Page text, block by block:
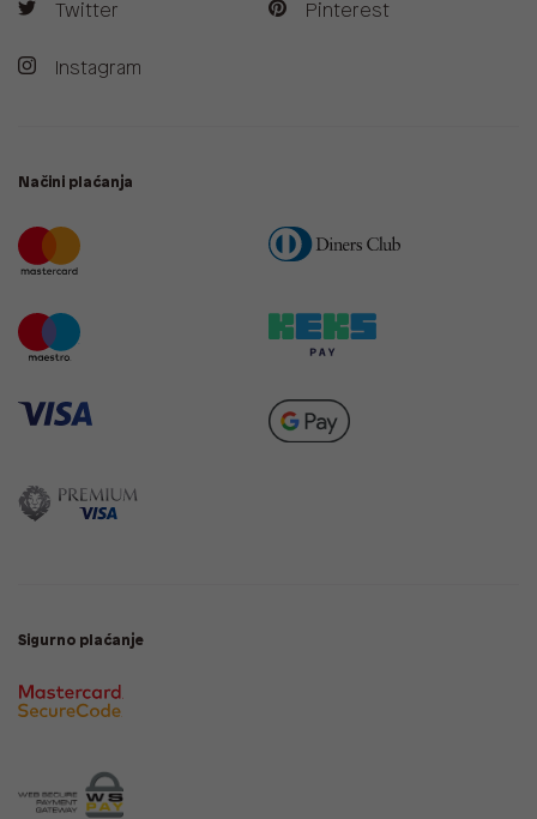
Twitter
Instagram
Pinterest
Načini plaćanja
Sigurno plaćanje